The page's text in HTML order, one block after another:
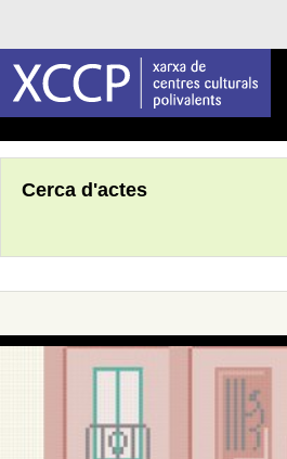
Cerca d'actes